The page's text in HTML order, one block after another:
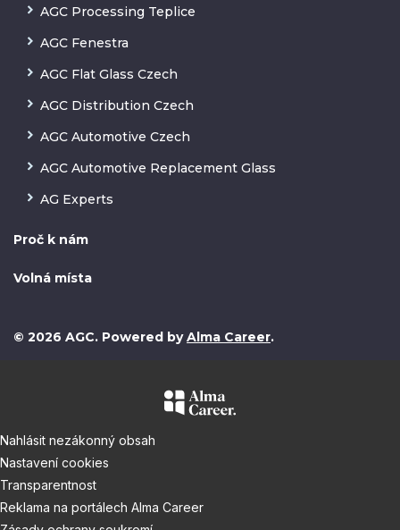
© 2026 AGC. Powered byAlma Career.
AGC Processing Teplice
AGC Fenestra
AGC Flat Glass Czech
AGC Distribution Czech
AGC Automotive Czech
AGC Automotive Replacement Glass
AG Experts
Proč k nám
Volná místa
Nahlásit nezákonný obsah
Nastavení cookies
Transparentnost
Reklama na portálech Alma Career